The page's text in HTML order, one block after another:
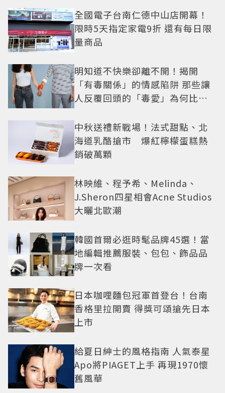
全國電子台南仁德中山店開幕！
限時5天指定家電9折 還有每日限
量商品
明知道不快樂卻離不開！揭開
「有毒關係」的情感陷阱 那些讓
人反覆回頭的「毒愛」為何比菸
中秋送禮新戰場！法式甜點、北
海道乳酪搶市 爆紅檸檬蛋糕熱
銷破萬顆
林映維、程予希、Melinda、
J.Sheron四星相會Acne Studios
大曬北歐潮
韓國首爾必逛時髦品牌45選！當
地編輯推薦服裝、包包、飾品品
牌一次看
日本咖哩麵包冠軍首登台！台南
香格里拉開賣 得獎可頌搶先日本
上市
給夏日紳士的風格指南 人氣泰星
Apo將PIAGET上手 再現1970懷
舊風華